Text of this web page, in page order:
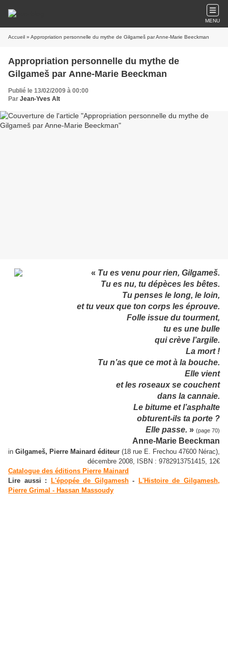
MENU
Accueil » Appropriation personnelle du mythe de Gilgameš par Anne-Marie Beeckman
Appropriation personnelle du mythe de
Gilgameš par Anne-Marie Beeckman
Publié le 13/02/2009 à 00:00
Par Jean-Yves Alt
« Tu es venu pour rien, Gilgameš.
Tu es nu, tu dépèces les bêtes.
Tu penses le long, le loin,
et tu veux que ton corps les éprouve.
Folle issue du tourment,
tu es une bulle
qui crève l’argile.
La mort !
Tu n’as que ce mot à la bouche.
Elle vient
et les roseaux se couchent
dans la cannaie.
Le bitume et l’asphalte
obturent-ils ta porte ?
Elle passe. » (page 70)
Anne-Marie Beeckman
in Gilgameš, Pierre Mainard éditeur (18 rue E. Frechou 47600 Nérac),
décembre 2008, ISBN : 9782913751415, 12€
Catalogue des éditions Pierre Mainard
Lire aussi :
L'épopée de Gilgamesh-
L'Histoire de Gilgamesh,
Pierre Grimal - Hassan Massoudy